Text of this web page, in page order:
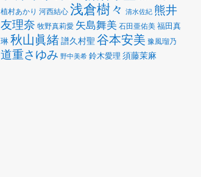
植村あかり 河西結心 浅倉樹々 清水佐紀 熊井
友理奈 牧野真莉愛 矢島舞美 石田亜佑美 福田真
琳 秋山眞緒譜久村聖 谷本安美 豫風瑠乃
道重さゆみ 野中美希 鈴木愛理 須藤茉麻